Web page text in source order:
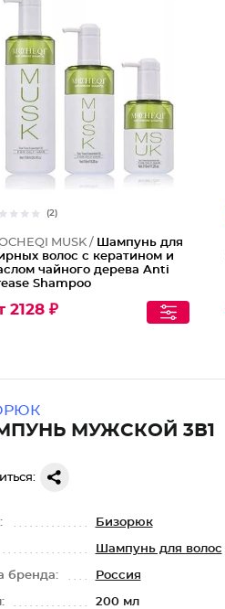
(2)
MUSK / Шампунь для
волос с кератином и
чайного дерева Anti
Shampoo
2128 ₽
МУЖСКОЙ 3В1
Бизорюк
Шампунь для волос
бренда: Россия
200 мл